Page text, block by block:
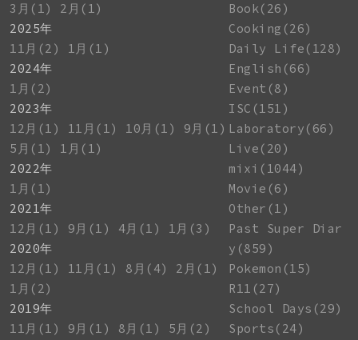
3月(1)
2月(1)
2025年
11月(2)
1月(1)
2024年
1月(2)
2023年
12月(1)
11月(1) 10月(1)
9月(1)
5月(1)
1月(1)
2022年
1月(1)
2021年
12月(1)
9月(1) 4月(1)
1月(3)
2020年
12月(1)
11月(1) 8月(4)
2月(1)
1月(2)
2019年
11月(1)
9月(1) 8月(1)
5月(2)
Book(26)
Cooking(26)
Daily Life(128)
English(66)
Event(8)
ISC(151)
Laboratory(66)
Live(20)
mixi(1044)
Movie(6)
Other(1)
Past Super Diar
y(859)
Pokemon(15)
R11(27)
School Days(29)
Sports(24)